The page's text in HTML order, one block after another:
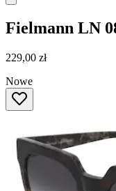
Fielmann LN
229,00 zł
Nowe